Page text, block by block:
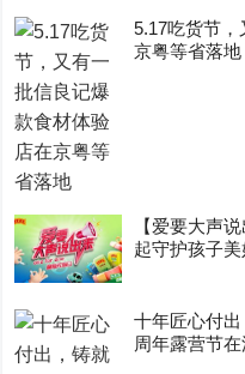
5.17吃货节
京粤等省落地
【爱要大声
起守护孩子
十年匠心付
周年露营节